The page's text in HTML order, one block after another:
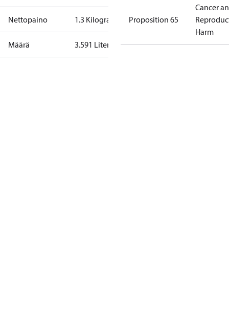
Nettopaino 1.3 Kilogram
Määrä 3.591 Liter
Proposition 65
Cancer
Harm